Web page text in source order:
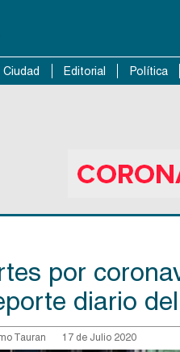
Ciudad Editorial Política
por
diario
Tauran 17 de Julio 2020